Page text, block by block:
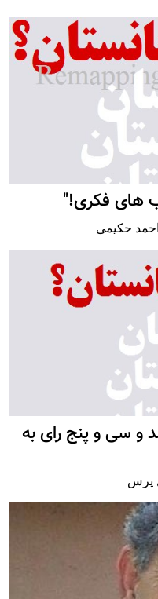
های فکری!"
حکیمی
و سی و پنج رای به
پرس